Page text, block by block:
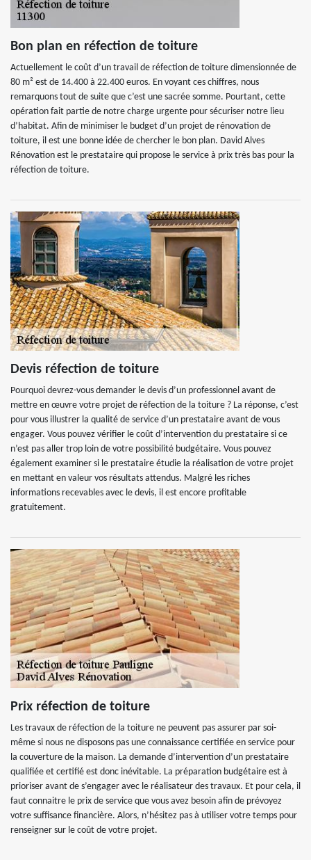
Bon plan en réfection de toiture
Actuellement le coût d’un travail de réfection de toiture dimensionnée de
80 m² est de 14.400 à 22.400 euros. En voyant ces chiffres, nous
remarquons tout de suite que c’est une sacrée somme. Pourtant, cette
opération fait partie de notre charge urgente pour sécuriser notre lieu
d’habitat. Afin de minimiser le budget d’un projet de rénovation de
toiture, il est une bonne idée de chercher le bon plan. David Alves
Rénovation est le prestataire qui propose le service à prix très bas pour la
réfection de toiture.
Devis réfection de toiture
Pourquoi devrez-vous demander le devis d’un professionnel avant de
mettre en œuvre votre projet de réfection de la toiture ? La réponse, c’est
pour vous illustrer la qualité de service d’un prestataire avant de vous
engager. Vous pouvez vérifier le coût d’intervention du prestataire si ce
n’est pas aller trop loin de votre possibilité budgétaire. Vous pouvez
également examiner si le prestataire étudie la réalisation de votre projet
en mettant en valeur vos résultats attendus. Malgré les riches
informations recevables avec le devis, il est encore profitable
gratuitement.
Prix réfection de toiture
Les travaux de réfection de la toiture ne peuvent pas assurer par soi-
même si nous ne disposons pas une connaissance certifiée en service pour
la couverture de la maison. La demande d’intervention d’un prestataire
qualifiée et certifié est donc inévitable. La préparation budgétaire est à
prioriser avant de s’engager avec le réalisateur des travaux. Et pour cela, il
faut connaitre le prix de service que vous avez besoin afin de prévoyez
votre suffisance financière. Alors, n’hésitez pas à utiliser votre temps pour
renseigner sur le coût de votre projet.